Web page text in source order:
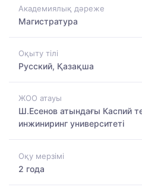
Академиялық дәреже
Магистратура
Оқыту тілі
Русский, Қазақша
ЖОО атауы
Ш.Есенов атындағы Каспий
инжиниринг университеті
Оқу мерзімі
2 года